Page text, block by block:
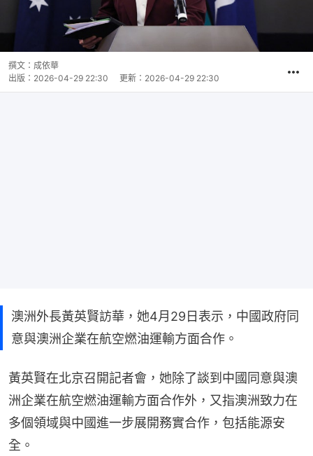
撰文： 成依華
出版： 2026-04-29 22:30 更新： 2026-04-29 22:30
澳洲外長黃英賢訪華，她4月29日表示，中國政府同
意與澳洲企業在航空燃油運輸方面合作。
黃英賢在北京召開記者會，她除了談到中國同意與澳
洲企業在航空燃油運輸方面合作外，又指澳洲致力在
多個領域與中國進一步展開務實合作，包括能源安
全。